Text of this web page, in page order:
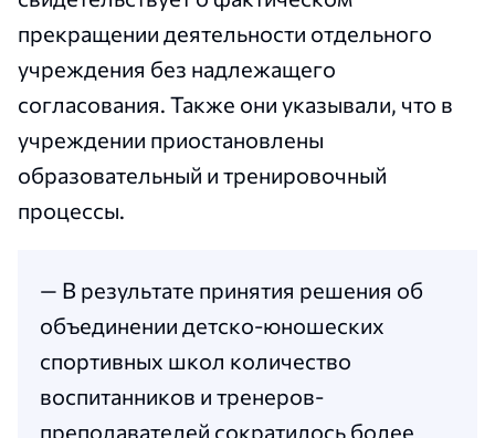
прекращении деятельности отдельного
учреждения без надлежащего
согласования. Также они указывали, что в
учреждении приостановлены
образовательный и тренировочный
процессы.
— В результате принятия решения об
объединении детско-юношеских
спортивных школ количество
воспитанников и тренеров-
преподавателей сократилось более